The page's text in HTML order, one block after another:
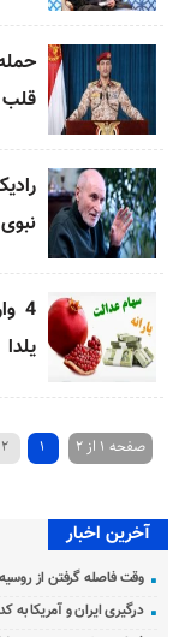
قلب
4
یلدا
صفحه 1 از 2 1
2
آخرین اخبار
وقت فاصله گرفتن از
درگیری ایران و آمریکا